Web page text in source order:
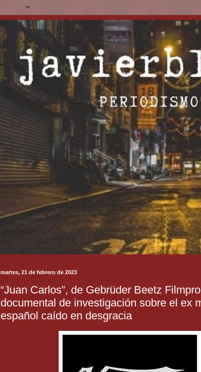
martes, 21 de febrero de 2023
“Juan Carlos”, de Gebrüder Beetz
documental de investigación sobre el ex
español caído en desgracia